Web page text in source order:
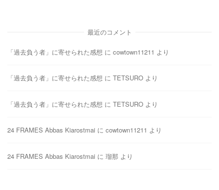
最近のコメント
「過去負う者」に寄せられた感想 に cowtown11211 より
「過去負う者」に寄せられた感想 に TETSURO より
「過去負う者」に寄せられた感想 に TETSURO より
24 FRAMES Abbas Kiarostmai に cowtown11211 より
24 FRAMES Abbas Kiarostmai に 瑠那 より